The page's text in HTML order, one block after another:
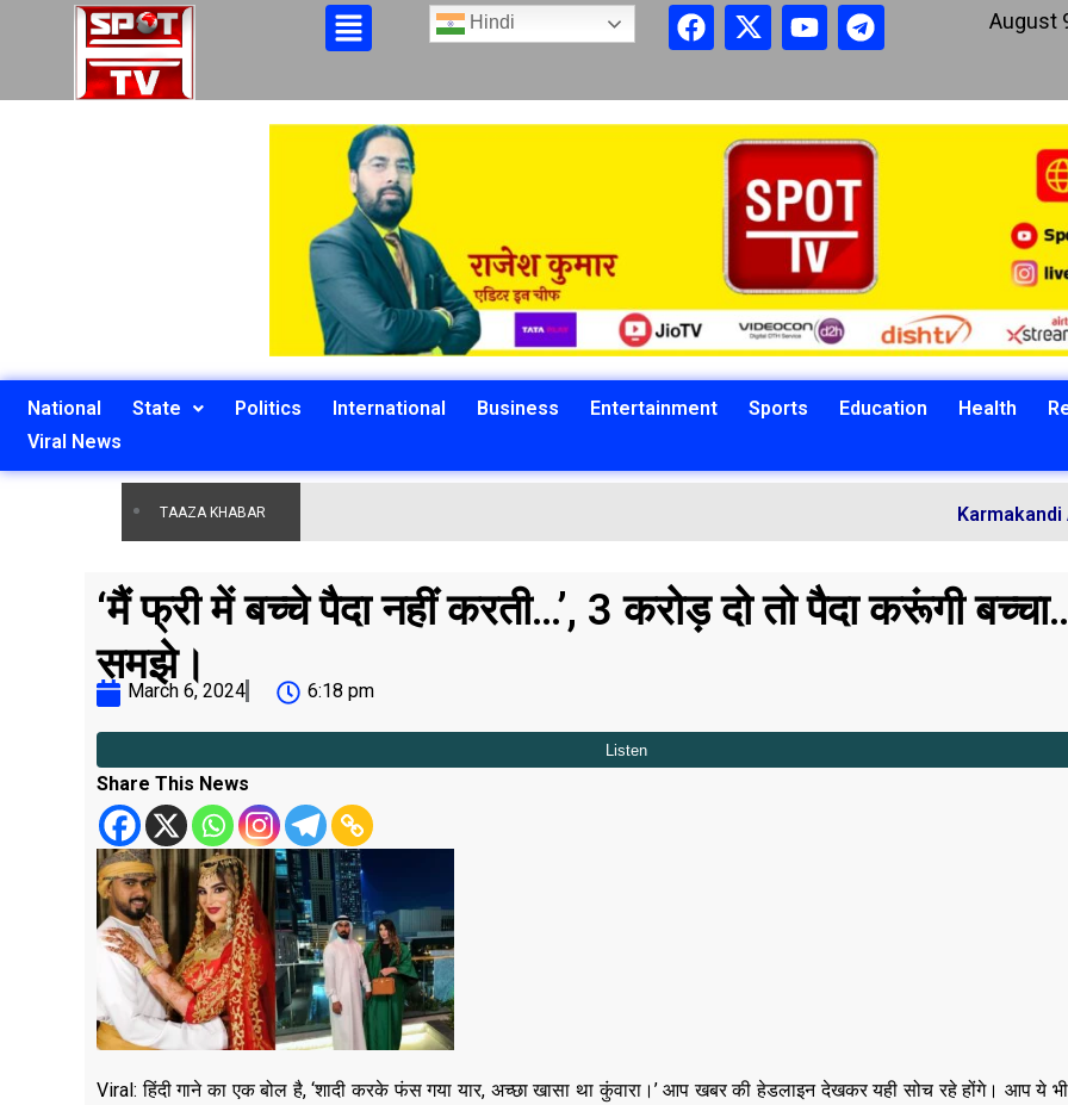
Hindi August
National State Politics International Business Entertainment Sports Education Health
Viral News
TAAZA KHABAR Karmakandi
‘मैं फ्री में बच्चे पैदा नहीं करती…’, 3 करोड़ दो तो पैदा करूंगी
समझे।
March 6, 2024 6:18 pm
Share This News
Viral: हिंदी गाने का एक बोल है, ‘शादी करके फंस गया यार, अच्छा खासा था कुंवारा।’ आप खबर की हेडलाइन देखकर यही सोच रहे होंगे। आप ये